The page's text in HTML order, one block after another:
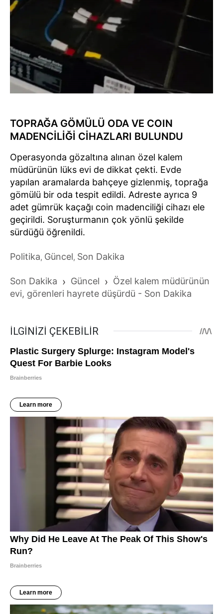
TOPRAĞA GÖMÜLÜ ODA VE COIN
MADENCİLİĞİ CİHAZLARI BULUNDU
Operasyonda gözaltına alınan özel kalem
müdürünün lüks evi de dikkat çekti. Evde
yapılan aramalarda bahçeye gizlenmiş, toprağa
gömülü bir oda tespit edildi. Adreste ayrıca 9
adet gümrük kaçağı coin madenciliği cihazı ele
geçirildi. Soruşturmanın çok yönlü şekilde
sürdüğü öğrenildi.
Politika, Güncel, Son Dakika
Son Dakika › Güncel › Özel kalem müdürünün
evi, görenleri hayrete düşürdü - Son Dakika